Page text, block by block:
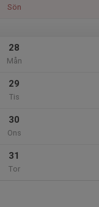
Sön
28
Mån
29
Tis
30
Ons
31
Tor